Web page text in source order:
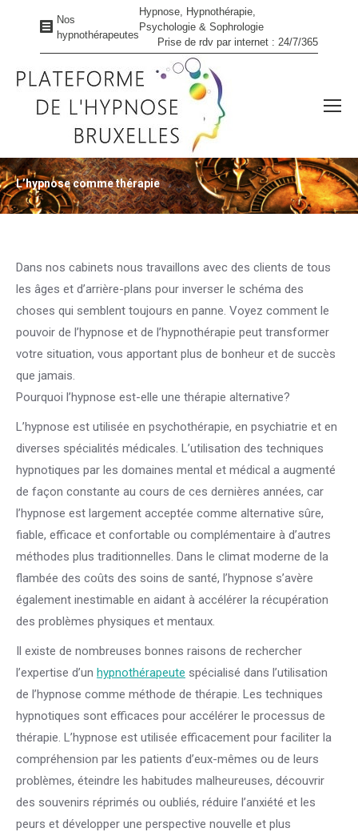
Nos
hypnothérapeutes
Hypnose, Hypnothérapie,
Psychologie & Sophrologie
Prise de rdv par internet : 24/7/365
Vous êtes ici :
L’hypnose comme thérapie
Dans nos cabinets nous travaillons avec des clients de tous
les âges et d’arrière-plans pour inverser le schéma des
choses qui semblent toujours en panne. Voyez comment le
pouvoir de l’hypnose et de l’hypnothérapie peut transformer
votre situation, vous apportant plus de bonheur et de succès
que jamais.
Pourquoi l’hypnose est-elle une thérapie alternative?
L’hypnose est utilisée en psychothérapie, en psychiatrie et en
diverses spécialités médicales. L’utilisation des techniques
hypnotiques par les domaines mental et médical a augmenté
de façon constante au cours de ces dernières années, car
l’hypnose est largement acceptée comme alternative sûre,
fiable, efficace et confortable ou complémentaire à d’autres
méthodes plus traditionnelles. Dans le climat moderne de la
flambée des coûts des soins de santé, l’hypnose s’avère
également inestimable en aidant à accélérer la récupération
des problèmes physiques et mentaux.
Il existe de nombreuses bonnes raisons de rechercher
l’expertise d’un hypnothérapeute spécialisé dans l’utilisation
de l’hypnose comme méthode de thérapie. Les techniques
hypnotiques sont efficaces pour accélérer le processus de
thérapie. L’hypnose est utilisée efficacement pour faciliter la
compréhension par les patients d’eux-mêmes ou de leurs
problèmes, éteindre les habitudes malheureuses, découvrir
des souvenirs réprimés ou oubliés, réduire l’anxiété et les
peurs et développer une perspective nouvelle et plus